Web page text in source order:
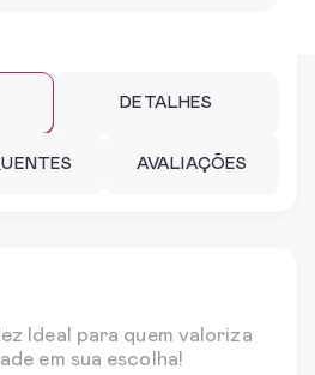
DETALHES
AVALIAÇÕES
Ideal para quem valoriza
em sua escolha!